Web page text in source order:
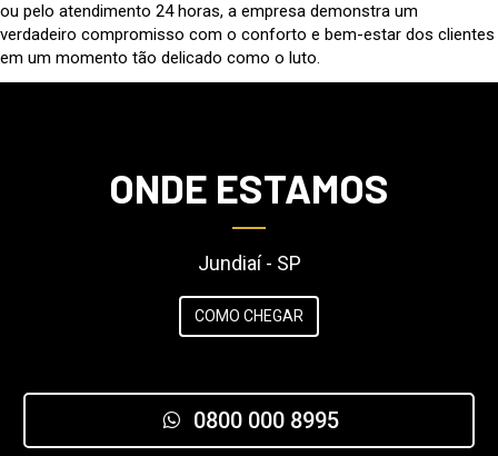
ou pelo atendimento 24 horas, a empresa demonstra um
verdadeiro compromisso com o conforto e bem-estar dos clientes
em um momento tão delicado como o luto.
ONDE ESTAMOS
Jundiaí - SP
COMO CHEGAR
0800 000 8995